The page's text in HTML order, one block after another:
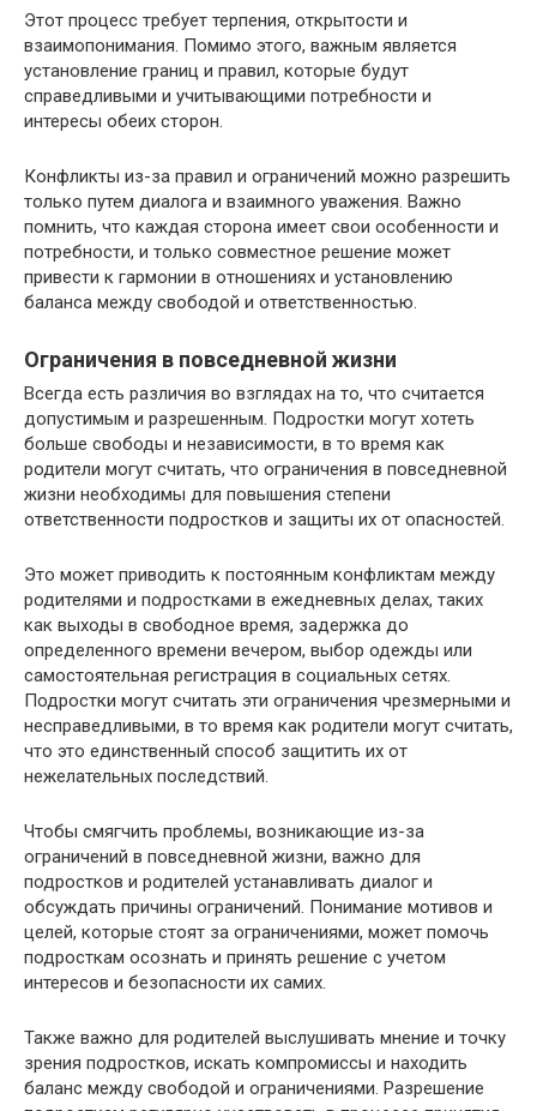
Этот процесс требует терпения, открытости и
взаимопонимания. Помимо этого, важным является
установление границ и правил, которые будут
справедливыми и учитывающими потребности и
интересы обеих сторон.
Конфликты из-за правил и ограничений можно разрешить
только путем диалога и взаимного уважения. Важно
помнить, что каждая сторона имеет свои особенности и
потребности, и только совместное решение может
привести к гармонии в отношениях и установлению
баланса между свободой и ответственностью.
Ограничения в повседневной жизни
Всегда есть различия во взглядах на то, что считается
допустимым и разрешенным. Подростки могут хотеть
больше свободы и независимости, в то время как
родители могут считать, что ограничения в повседневной
жизни необходимы для повышения степени
ответственности подростков и защиты их от опасностей.
Это может приводить к постоянным конфликтам между
родителями и подростками в ежедневных делах, таких
как выходы в свободное время, задержка до
определенного времени вечером, выбор одежды или
самостоятельная регистрация в социальных сетях.
Подростки могут считать эти ограничения чрезмерными и
несправедливыми, в то время как родители могут считать,
что это единственный способ защитить их от
нежелательных последствий.
Чтобы смягчить проблемы, возникающие из-за
ограничений в повседневной жизни, важно для
подростков и родителей устанавливать диалог и
обсуждать причины ограничений. Понимание мотивов и
целей, которые стоят за ограничениями, может помочь
подросткам осознать и принять решение с учетом
интересов и безопасности их самих.
Также важно для родителей выслушивать мнение и точку
зрения подростков, искать компромиссы и находить
баланс между свободой и ограничениями. Разрешение